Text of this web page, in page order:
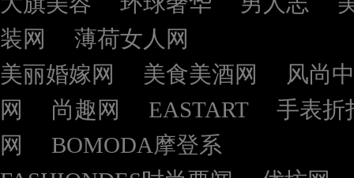
装网
薄荷女人网
美丽婚嫁网
美食美酒网
风尚
网
尚趣网 EASTART
手表折
网
BOMODA摩登系